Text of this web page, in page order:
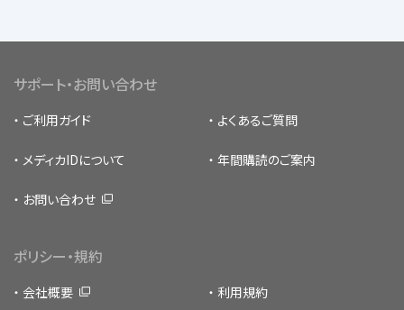
サポート・お問い合わせ
ご利用ガイド よくあるご質問
メディカIDについて 年間購読のご案内
お問い合わせ
ポリシー・規約
会社概要 利用規約